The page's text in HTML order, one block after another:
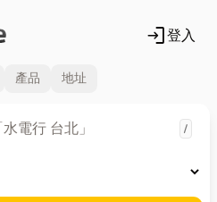
login登入
產品 地址
/